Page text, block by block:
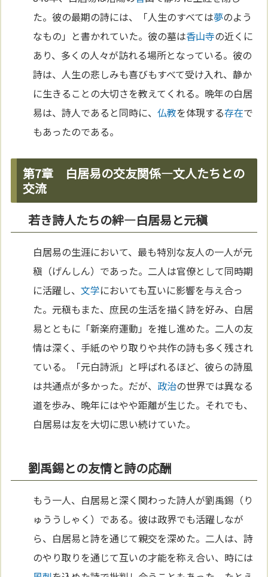
た。彼の最期の詩には、「人生のすべては夢のよう
なもの」と書かれていた。彼の墓は香山寺の近くに
あり、多くの人々が訪れる場所となっている。彼の
詩は、人生の悲しみも喜びもすべて受け入れ、静か
に生きることの大切さを教えてくれる。晩年の白居
易は、詩人であると同時に、仏教を体現する存在で
もあったのである。
第7章 白居易の交友関係—文人たちとの
交流
若き詩人たちの絆—白居易と元稹
白居易の生涯において、最も特別な友人の一人が元
稹（げんしん）であった。二人は官僚として同時期
に活躍し、文学においても互いに影響を与え合っ
た。元稹もまた、庶民の生活を描く詩を好み、白居
易とともに「新楽府運動」を推し進めた。二人の友
情は深く、手紙のやり取りや共作の詩も多く残され
ている。「元白詩派」と呼ばれるほど、彼らの詩風
は共通点が多かった。だが、 政治の世界では異なる
道を歩み、晩年にはやや距離が生じた。それでも、
白居易は友を大切に思い続けていた。
劉禹錫との友情と詩の応酬
もう一人、白居易と深く関わった詩人が劉禹錫（り
ゅううしゃく）である。彼は政界でも活躍しなが
ら、白居易と詩を通じて親交を深めた。二人は、詩
のやり取りを通じて互いの才能を称え合い、時には